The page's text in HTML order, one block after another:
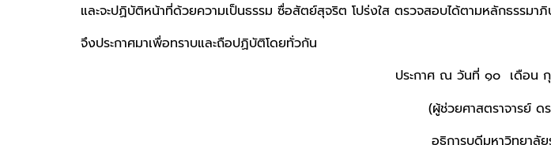
และจะปฏิบัติหน้าที่ด้วยความเป็นธรรม ซื่อสัตย์สุจริต โปร่งใส ตรวจสอบได้ตามหลักธรรม
จึงประกาศมาเพื่อทราบและถือปฏิบัติโดยทั่วกัน
ประกาศ ณ วันที่ ๑๐ เดือน
(ผู้ช่วยศาสตราจารย์ ด
อธิการบดีมหาวิทยาลัย